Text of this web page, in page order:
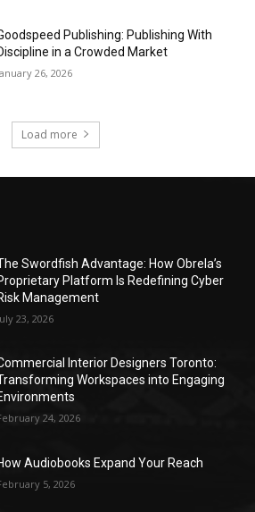
Publishing: Publishing With
in a Crowded Market
26, 2026
Load more
Swordfish Advantage: How Obrela’s
Platform Is Redefining Cyber
Management
23, 2026
Interior Designers Toronto:
Workspaces into Engaging
24, 2026
Audiobooks Expand Your Reach
5, 2026